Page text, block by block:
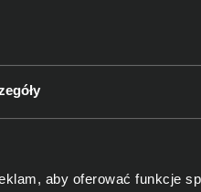
aby oferować funkcje
i autoryzacje